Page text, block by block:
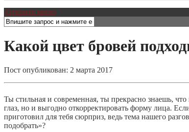
Открыть меню
Какой цвет бровей
Пост опубликован: 2 марта 2017
Ты стильная и современная, ты прекрасно знаешь,
глаз, но и выгодно откорректировать форму лица.
приготовил для тебя сюрприз, ведь тема нашего
подобрать»?